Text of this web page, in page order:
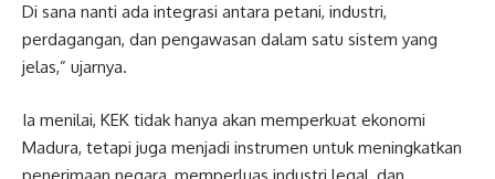
Di sana nanti ada integrasi antara petani, industri,
perdagangan, dan pengawasan dalam satu sistem yang
jelas,” ujarnya.
Ia menilai, KEK tidak hanya akan memperkuat ekonomi
Madura, tetapi juga menjadi instrumen untuk meningkatkan
penerimaan negara, memperluas industri legal, dan